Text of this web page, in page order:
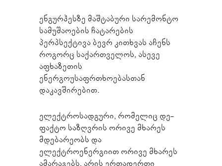
ენგურჰესზე მაშტაბური სარემონტო
სამუშაოების ჩატარების
პერპსექტივა ბევრ კითხვას აჩენს
როგორც საქართველოს, ასევე
აფხაზეთის
ენერგოუსაფრთხოებასთან
დაკავშირებით.
ელექტროსადგური, რომელიც დე-
ფაქტო საზღვრის ორივე მხარეს
მდებარეობს და
ელექტროენერგიით ორივე მხარეს
ამარაგებს, არის ერთადერთი